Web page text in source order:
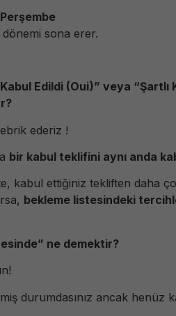
sona erer.
Edildi (Oui)” veya “Şartlı
ederiz !
bir kabul teklifini aynı anda
kabul ettiğiniz tekliften daha
bekleme listesindeki
ne demektir?
durumdasınız ancak henüz